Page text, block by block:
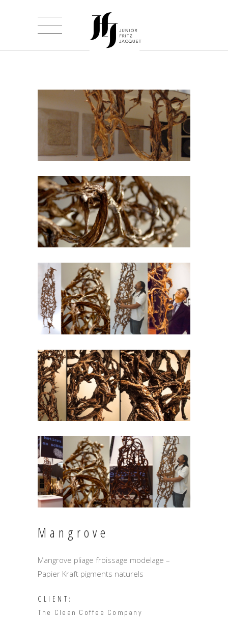
Mangrove
Mangrove pliage froissage modelage –
Papier Kraft pigments naturels
CLIENT:
The Clean Coffee Company